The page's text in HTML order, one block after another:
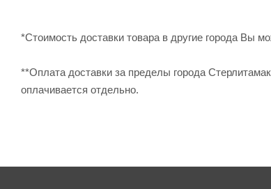
*Стоимость доставки товара в другие города Вы
**Оплата доставки за пределы города
оплачивается отдельно.